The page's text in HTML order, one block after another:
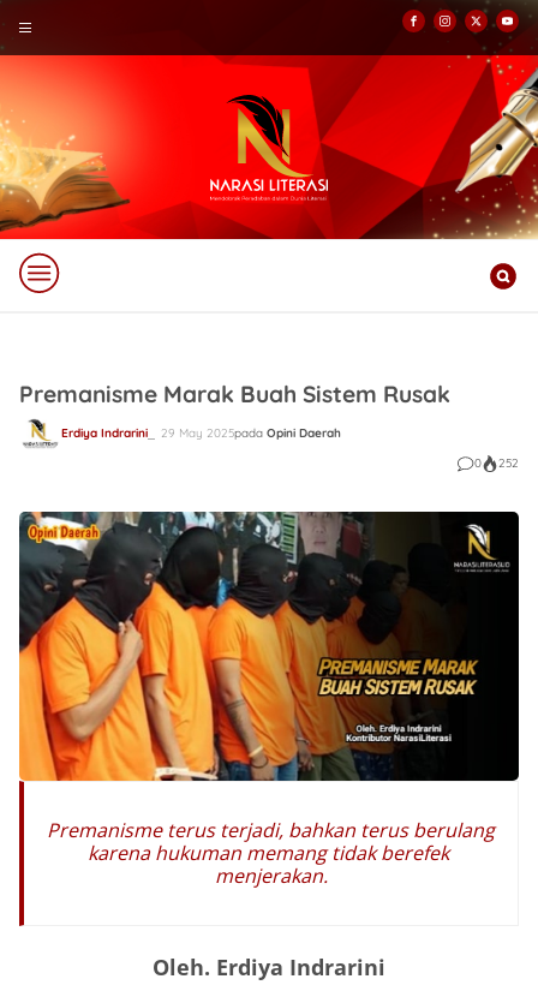
Premanisme Marak Buah Sistem Rusak
Erdiya Indrarini 29 May 2025pada Opini Daerah
0
252
Premanisme terus terjadi, bahkan terus berulang
karena hukuman memang tidak berefek
menjerakan.
Oleh. Erdiya Indrarini